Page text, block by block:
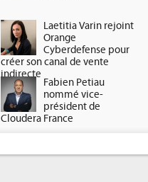
Laetitia Varin rejoint
Orange
Cyberdefense pour
créer son canal de vente
indirecte
Fabien Petiau
nommé vice-
président de
Cloudera France